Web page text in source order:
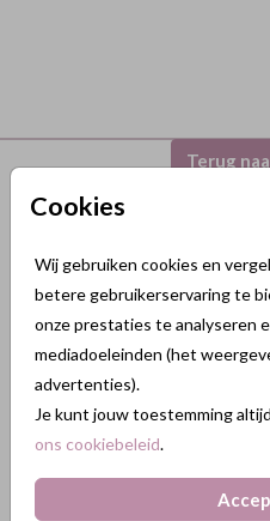
Cookies
Wij gebruiken cookies en
betere gebruikerservaring te
onze prestaties te analyseren
mediadoeleinden (het
advertenties).
Je kunt jouw toestemming
ons cookiebeleid.
Terug
Nikkelweg 45
2401MM Alphen a/d Rijn
KVK: 84438665
BTW: NL863211185B01